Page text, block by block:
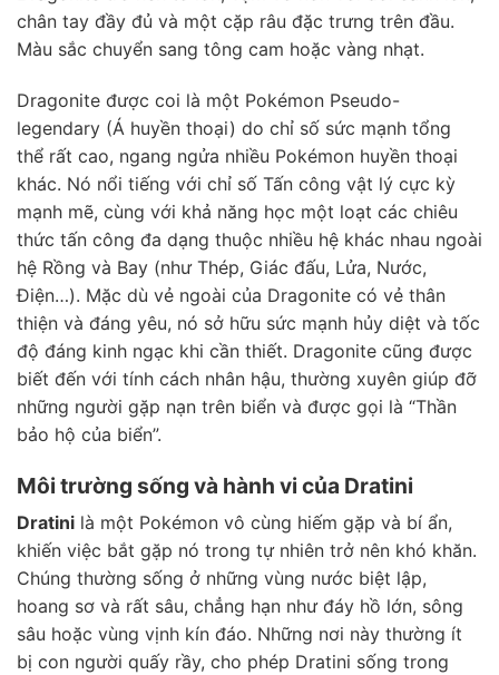
chân tay đầy đủ và một cặp râu đặc trưng trên đầu.
Màu sắc chuyển sang tông cam hoặc vàng nhạt.
Dragonite được coi là một Pokémon Pseudo-
legendary (Á huyền thoại) do chỉ số sức mạnh tổng
thể rất cao, ngang ngửa nhiều Pokémon huyền thoại
khác. Nó nổi tiếng với chỉ số Tấn công vật lý cực kỳ
mạnh mẽ, cùng với khả năng học một loạt các chiêu
thức tấn công đa dạng thuộc nhiều hệ khác nhau ngoài
hệ Rồng và Bay (như Thép, Giác đấu, Lửa, Nước,
Điện…). Mặc dù vẻ ngoài của Dragonite có vẻ thân
thiện và đáng yêu, nó sở hữu sức mạnh hủy diệt và tốc
độ đáng kinh ngạc khi cần thiết. Dragonite cũng được
biết đến với tính cách nhân hậu, thường xuyên giúp đỡ
những người gặp nạn trên biển và được gọi là “Thần
bảo hộ của biển”.
Môi trường sống và hành vi của Dratini
Dratini là một Pokémon vô cùng hiếm gặp và bí ẩn,
khiến việc bắt gặp nó trong tự nhiên trở nên khó khăn.
Chúng thường sống ở những vùng nước biệt lập,
hoang sơ và rất sâu, chẳng hạn như đáy hồ lớn, sông
sâu hoặc vùng vịnh kín đáo. Những nơi này thường ít
bị con người quấy rầy, cho phép Dratini sống trong